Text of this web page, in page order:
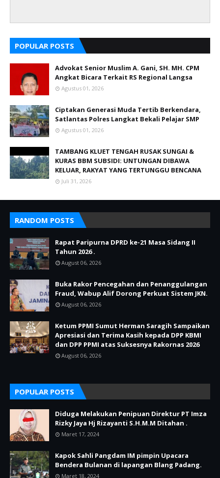
POPULAR POSTS
Advokat Senior Muslim A. Gani, SH. MH. CPM
Angkat Bicara Terkait RS Regional Langsa
Agustus 01, 2026
Ciptakan Generasi Muda Tertib Berkendara,
Satlantas Polres Langkat Bekali Pelajar SMP
Agustus 01, 2026
TAMBANG KLUET TENGAH RUSAK SUNGAI &
KURAS BBM SUBSIDI: UNTUNGAN DIBAWA
KELUAR, RAKYAT YANG TERTUNGGU BENCANA
Juli 31, 2026
RANDOM POSTS
Rapat Paripurna DPRD ke-21 Masa Sidang II
Tahun 2026 .
August 06, 2026
Buka Rakor Pencegahan dan Penanggulangan
Fraud, Wabup Alif Dorong Perkuat Sistem JKN.
August 06, 2026
Ketum PPMI Sumut Herman Saragih Sampaikan
Apresiasi dan Terima Kasih kepada DPP KBMI
dan DPP PPMI atas Suksesnya Rakornas 2026
August 06, 2026
POPULAR POSTS
Diduga Melakukan Penipuan Direktur PT Imza
Rizky Jaya Hj Rizayanti S.H.M.M Ditahan .
Maret 17, 2024
Kapok Sahli Pangdam IM pimpin Upacara
Bendera Bulanan di lapangan Blang Padang.
Maret 18, 2024